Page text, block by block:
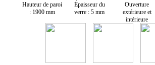
Hauteur de paroi
: 1900 mm
Épaisseur du
verre : 5 mm
Ouverture
extérieure et
intérieure